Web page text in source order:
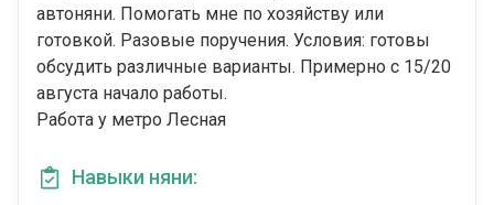
автоняни. Помогать мне по хозяйству или
готовкой. Разовые поручения. Условия: готовы
обсудить различные варианты. Примерно с 15/20
августа начало работы.
Работа у метро Лесная
Навыки няни: